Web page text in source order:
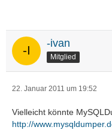
-ivan
Mitglied
22. Januar 2011 um 19:52
Vielleicht könnte
http://